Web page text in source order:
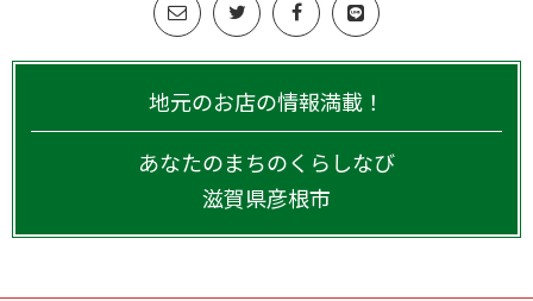
地元のお店の情報満載！
あなたのまちのくらしなび
滋賀県彦根市